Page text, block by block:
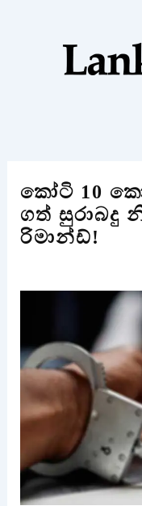
කෝටි 10
ගත් සුරාබදු
රිමාන්ඩ්!